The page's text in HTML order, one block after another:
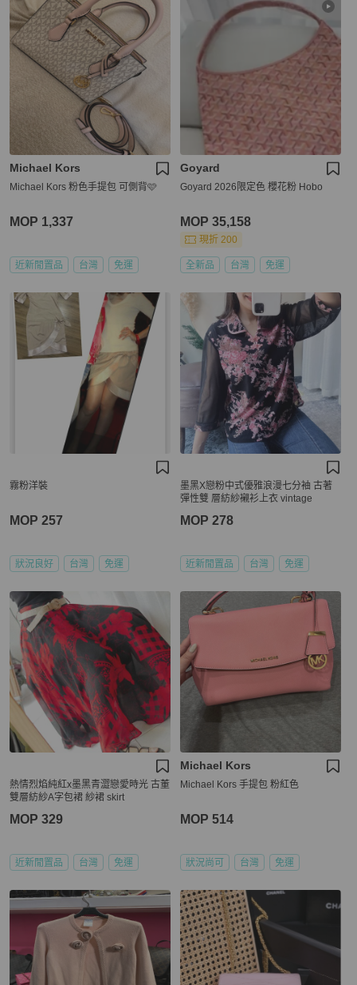
Michael Kors
Michael Kors 粉色手提包 可側背🩷
MOP 1,337
近新閒置品 台灣 免運
Goyard
Goyard 2026限定色 櫻花粉 Hobo
MOP 35,158
現折 200
全新品 台灣 免運
霧粉洋裝
MOP 257
狀況良好 台灣 免運
墨黑X戀粉中式優雅浪漫七分袖 古著
彈性雙 層紡紗襯衫上衣 vintage
MOP 278
近新閒置品 台灣 免運
熱情烈焰純紅x墨黑青澀戀愛時光 古董
雙層紡紗A字包裙 紗裙 skirt
MOP 329
近新閒置品 台灣 免運
Michael Kors
Michael Kors 手提包 粉紅色
MOP 514
狀況尚可 台灣 免運